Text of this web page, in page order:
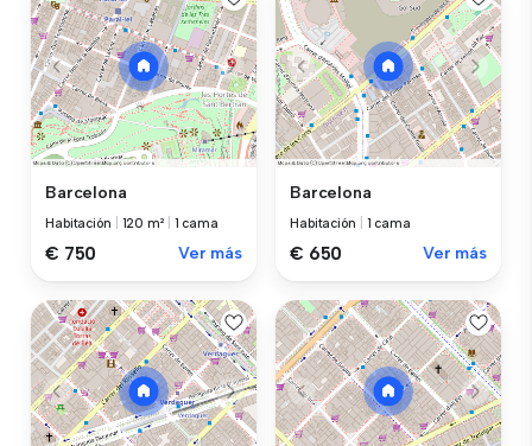
Barcelona
Habitación 120 m² 1 cama
€ 750 Ver más
Barcelona
Habitación 1 cama
€ 650 Ver más